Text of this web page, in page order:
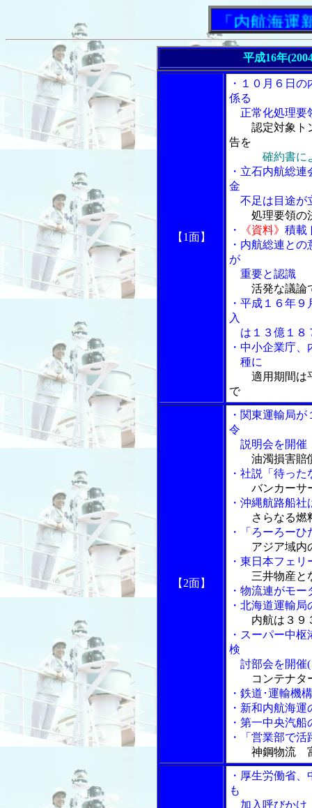
「内航海運新聞
平成16年
【1面】
・１０月６日
係る
正常化処理要
認定対象ト
告を
確約書に
・立石内航総
金
不足は目途が
処理要領の
・
《資料》 積載
・内航総連と
が
重要と認識
活発な議論
・平成１６年
入
は１３億１８
・中小企業庁
種に
適用期間は
で
【2面】
・関東運輸局
令
説明会を開催
油濁損害賠
・社説「待っ
バンカーサ
・沖縄航路船
さらなる燃
・「ろーろー
アジア域内
・東日本フェ
三井物産と
・物流連がモ
・北海道運輸
内航は３９
・スーパー中
検
討部会を開催(
コンテナタ
・鉄道･運輸機
・新和内航海
・第一中央汽
・「営業部で
神鋼物流
・厚生労働省
も
加入呼びかけ